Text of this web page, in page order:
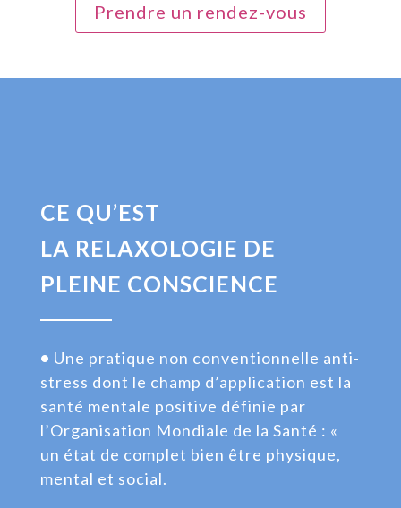
Prendre un rendez-vous
CE QU’EST
LA RELAXOLOGIE DE
PLEINE CONSCIENCE
• Une pratique non conventionnelle anti-
stress dont le champ d’application est la
santé mentale positive définie par
l’Organisation Mondiale de la Santé : «
un état de complet bien être physique,
mental et social.